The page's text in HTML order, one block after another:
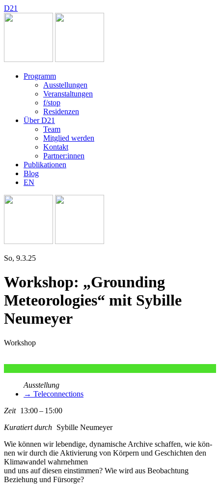
D21
Programm
Ausstellungen
Veranstaltungen
f/stop
Residenzen
Über D21
Team
Mitglied werden
Kontakt
Partner:innen
Publikationen
Blog
EN
So, 9.3.25
Workshop: „Grounding
Meteorologies“ mit Sybille
Neumeyer
Workshop
Ausstellung
→ Teleconnections
Zeit 13:00 – 15:00
Kuratiert durch Sybille Neumeyer
Wie kön­nen wir leben­di­ge, dyna­mi­sche Archive schaf­fen, wie kön­
nen wir durch die Aktivierung von Körpern und Geschichten den
Klimawandel wahrnehmen
und uns auf die­sen ein­stim­men? Wie wird aus Beobachtung
Beziehung und Fürsorge?